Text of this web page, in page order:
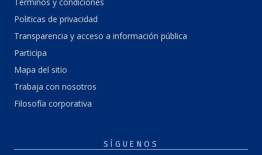
Politicas de privacidad
Transparencia y acceso a información pública
Participa
Mapa del sitio
Trabaja con nosotros
Filosofía corporativa
SÍGUENOS